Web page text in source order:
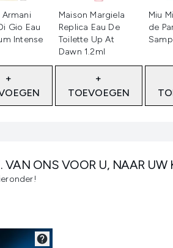
Gio Eau
Intense
+
Maison Margiela
Replica Eau De
Toilette Up At
Dawn 1.2ml
+
TOEVOEGEN
Miu
de
VAN ONS VOOR U, NAAR UW